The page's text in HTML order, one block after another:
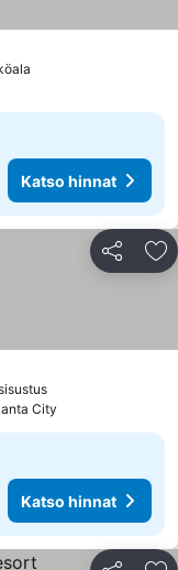
Katso hinnat
Jaa
City
Katso hinnat